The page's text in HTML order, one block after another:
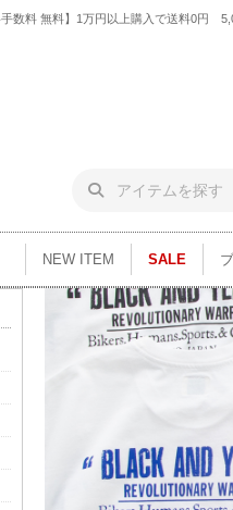
数料 無料】1万円以上購入で送料0円
NEW ITEM SALE